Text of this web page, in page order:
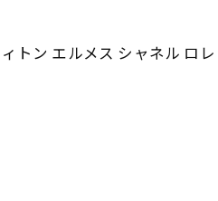
トン エルメス シャネル ロ